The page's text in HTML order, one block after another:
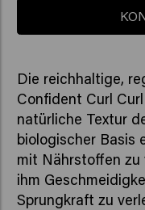
Die reichhaltige,
Confident Curl
natürliche Textur
biologischer Basis
mit Nährstoffen zu
ihm
Sprungkraft zu